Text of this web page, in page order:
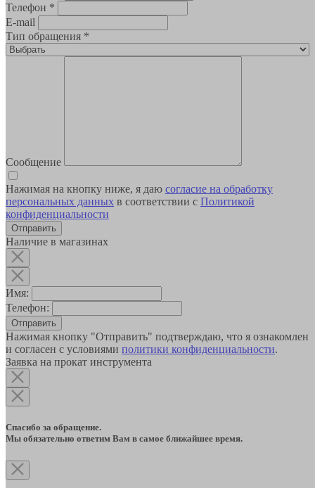
Телефон *
E-mail
Тип обращения *
Сообщение
Нажимая на кнопку ниже, я даю согласие на обработку
персональных данных в соответствии с Политикой
конфиденциальности
Наличие в магазинах
Имя:
Телефон:
Отправить
Нажимая кнопку "Отправить" подтверждаю, что я ознакомлен
и согласен с условиями политики конфиденциальности.
Заявка на прокат инструмента
Спасибо за обращение.
Мы обязательно ответим Вам в самое ближайшее время.